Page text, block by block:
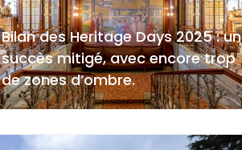
Bilan des Heritage Days 2025 : un
succès mitigé, avec encore trop
de zones d’ombre.